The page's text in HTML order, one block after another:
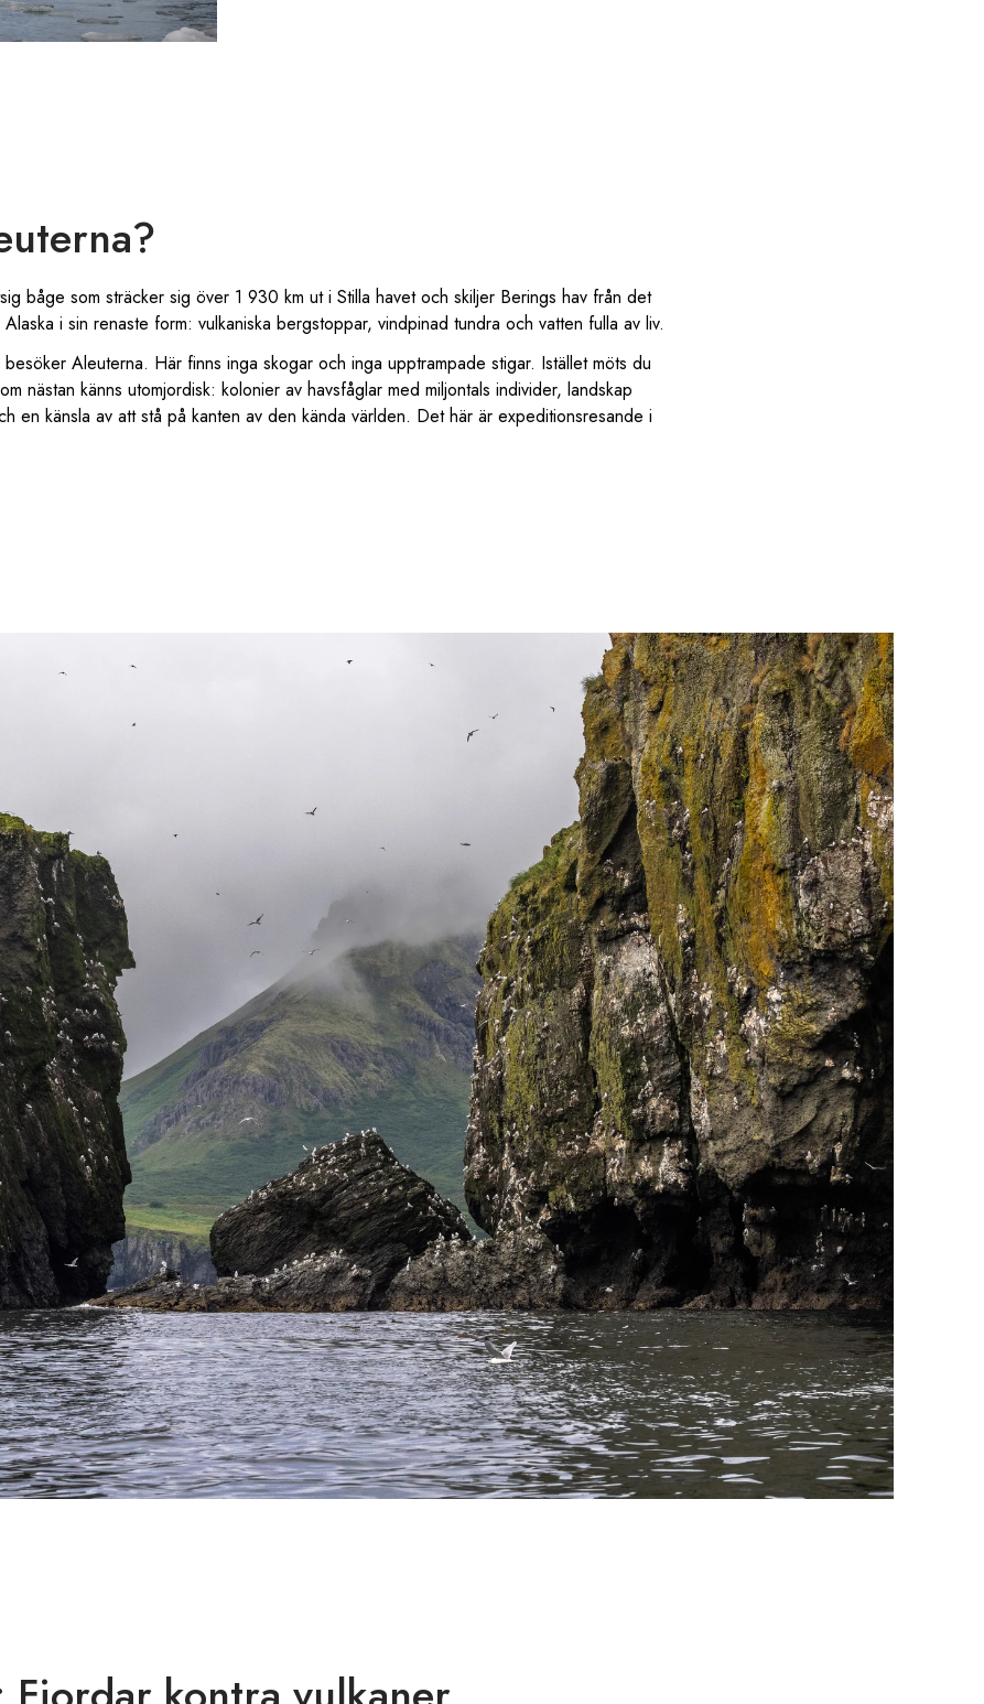
båge som sträcker sig över 1 930 km ut i Stilla havet och skiljer Berings hav från det
i sin renaste form: vulkaniska bergstoppar, vindpinad tundra och vatten fulla av liv.
Aleuterna. Här finns inga skogar och inga upptrampade stigar. Istället möts du
nästan känns utomjordisk: kolonier av havsfåglar med miljontals individer, landskap
en känsla av att stå på kanten av den kända världen. Det här är expeditionsresande i